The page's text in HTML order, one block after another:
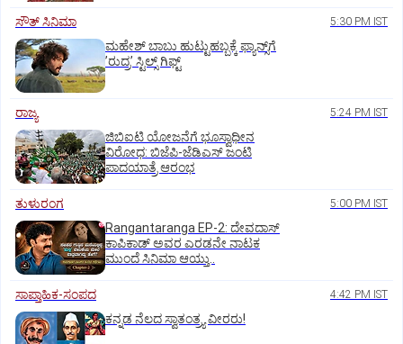
ಸೌತ್‌ ಸಿನಿಮಾ 5:30 PM IST
ಮಹೇಶ್‌ ಬಾಬು ಹುಟ್ಟುಹಬ್ಬಕ್ಕೆ ಫ್ಯಾನ್ಸ್‌ಗೆ
ʼರುದ್ರʼ ಸ್ಟಿಲ್ಸ್‌ ಗಿಫ್ಟ್
ರಾಜ್ಯ 5:24 PM IST
ಜಿಬಿಐಟಿ ಯೋಜನೆಗೆ ಭೂಸ್ವಾಧೀನ
ವಿರೋಧ: ಬಿಜೆಪಿ-ಜೆಡಿಎಸ್‌ ಜಂಟಿ
ಪಾದಯಾತ್ರೆ ಆರಂಭ
ತುಳುರಂಗ 5:00 PM IST
Rangantaranga EP-2: ದೇವದಾಸ್
ಕಾಪಿಕಾಡ್‌ ಅವರ ಎರಡನೇ ನಾಟಕ
ಮುಂದೆ ಸಿನಿಮಾ ಆಯ್ತು..
ಸಾಪ್ತಾಹಿಕ-ಸಂಪದ 4:42 PM IST
ಕನ್ನಡ ನೆಲದ ಸ್ವಾತಂತ್ರ್ಯ ವೀರರು!